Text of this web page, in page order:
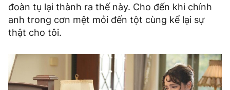
đoàn tụ lại thành ra thế này. Cho đến khi chính
anh trong cơn mệt mỏi đến tột cùng kể lại sự
thật cho tôi.